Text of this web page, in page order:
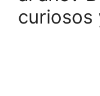
curiosos